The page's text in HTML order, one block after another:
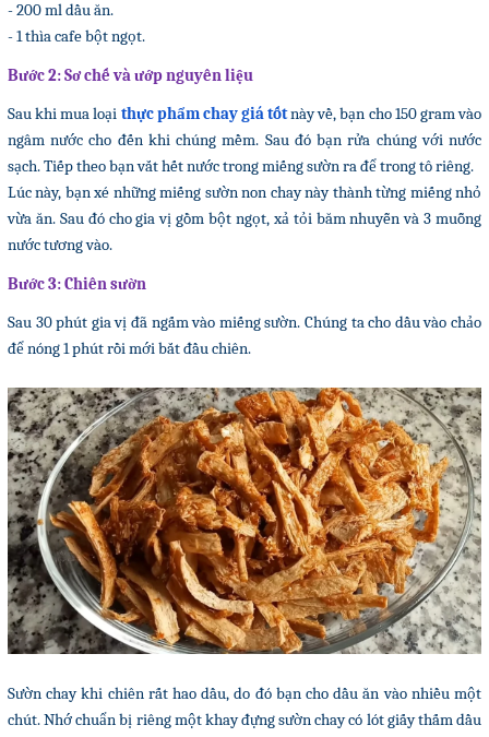
- 200 ml dầu ăn.
- 1 thìa cafe bột ngọt.
Bước 2: Sơ chế và ướp nguyên liệu
Sau khi mua loại thực phẩm chay giá tốtnày về, bạn cho 150 gram vào
ngâm nước cho đến khi chúng mềm. Sau đó bạn rửa chúng với nước
sạch. Tiếp theo bạn vắt hết nước trong miếng sườn ra để trong tô riêng.
Lúc này, bạn xé những miếng sườn non chay này thành từng miếng nhỏ
vừa ăn. Sau đó cho gia vị gồm bột ngọt, xả tỏi băm nhuyễn và 3 muỗng
nước tương vào.
Bước 3: Chiên sườn
Sau 30 phút gia vị đã ngấm vào miếng sườn. Chúng ta cho dầu vào chảo
để nóng 1 phút rồi mới bắt đầu chiên.
Sườn chay khi chiên rất hao dầu, do đó bạn cho dầu ăn vào nhiều một
chút. Nhớ chuẩn bị riêng một khay đựng sườn chay có lót giấy thấm dầu